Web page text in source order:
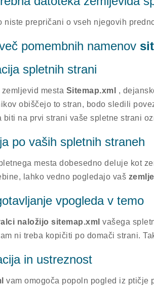
niste prepričani o vseh njegovih
pomembnih namenov
spletnih strani
mesta Sitemap.xml
,
obiščejo to stran, bodo sledili
biti na prvi strani vaše spletne strani
po vaših spletnih straneh
mesta dobesedno deluje kot
lahko vedno pogledajo vaš
vpogleda v temo
naložijo sitemap.xml vašega
ni treba kopičiti po domači strani.
in ustreznost
vam omogoča popoln pogled iz ptičje